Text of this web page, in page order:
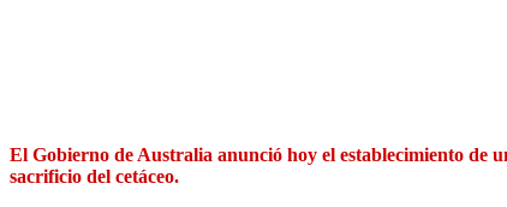
El Gobierno de Australia anunció hoy el establecimiento de
sacrificio del cetáceo.